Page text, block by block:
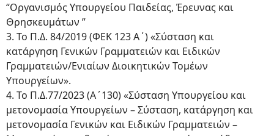
“Οργανισμός Υπουργείου Παιδείας, Έρευνας και
Θρησκευμάτων ”
3. Το Π.Δ. 84/2019 (ΦΕΚ 123 Α΄) «Σύσταση και
κατάργηση Γενικών Γραμματειών και Ειδικών
Γραμματειών/Ενιαίων Διοικητικών Τομέων
Υπουργείων».
4. Το Π.Δ.77/2023 (Α΄130) «Σύσταση Υπουργείου και
μετονομασία Υπουργείων – Σύσταση, κατάργηση και
μετονομασία Γενικών και Ειδικών Γραμματειών –